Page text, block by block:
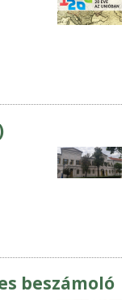
beszámoló